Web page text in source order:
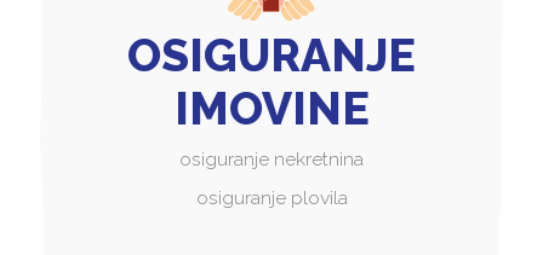
OSIGURANJE
IMOVINE
osiguranje nekretnina
osiguranje plovila